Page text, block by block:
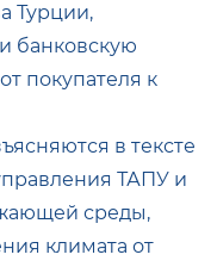
Турции,
банковскую
покупателя к
в тексте
ТАПУ и
среды,
климата от